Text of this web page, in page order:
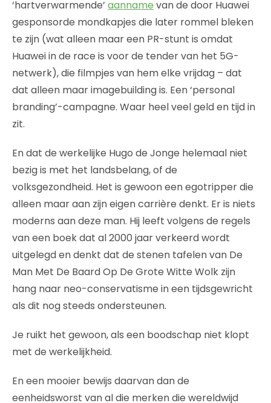
‘hartverwarmende’ aanname van de door Huawei
gesponsorde mondkapjes die later rommel bleken
te zijn (wat alleen maar een PR-stunt is omdat
Huawei in de race is voor de tender van het 5G-
netwerk), die filmpjes van hem elke vrijdag – dat
dat alleen maar imagebuilding is. Een ‘personal
branding’-campagne. Waar heel veel geld en tijd in
zit.
En dat de werkelijke Hugo de Jonge helemaal niet
bezig is met het landsbelang, of de
volksgezondheid. Het is gewoon een egotripper die
alleen maar aan zijn eigen carrière denkt. Er is niets
moderns aan deze man. Hij leeft volgens de regels
van een boek dat al 2000 jaar verkeerd wordt
uitgelegd en denkt dat de stenen tafelen van De
Man Met De Baard Op De Grote Witte Wolk zijn
hang naar neo-conservatisme in een tijdsgewricht
als dit nog steeds ondersteunen.
Je ruikt het gewoon, als een boodschap niet klopt
met de werkelijkheid.
En een mooier bewijs daarvan dan de
eenheidsworst van al die merken die wereldwijd